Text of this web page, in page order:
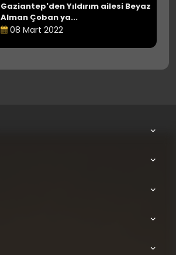
Gaziantep'den Yıldırım ailesi Beyaz
Alman Çoban ya...
08 Mart 2022